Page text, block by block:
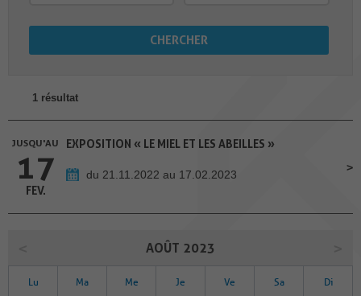
1 résultat
JUSQU'AU
17
FEV.
EXPOSITION « LE MIEL ET LES ABEILLES »
du 21.11.2022 au 17.02.2023
AOÛT 2023
Lu Ma Me Je Ve Sa Di